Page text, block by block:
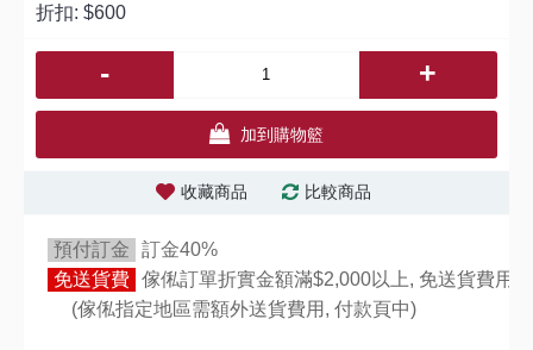
折扣: $600
- +
加到購物籃
收藏商品 比較商品
預付訂金
訂金40%
免送貨費 傢俬訂單折實金額滿$2,000以上, 免送貨費用,
(傢俬指定地區需額外送貨費用, 付款頁中)